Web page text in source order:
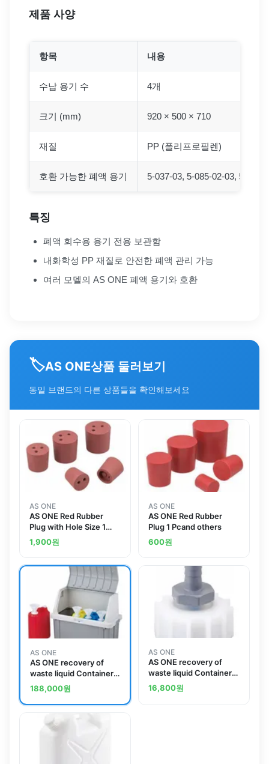
제품 사양
항목 내용
수납 용기 수 4개
크기 (mm) 920 × 500 × 710
재질 PP (폴리프로필렌)
호환 가능한 폐액 용기 5-037-03, 5-085-02-03, 5-085-
특징
폐액 회수용 용기 전용 보관함
내화학성 PP 재질로 안전한 폐액 관리 가능
여러 모델의 AS ONE 폐액 용기와 호환
🏷️AS ONE상품 둘러보기
동일 브랜드의 다른 상품들을 확인해보세요
AS ONE
AS ONE Red Rubber
Plug with Hole Size 1
Pcand others
1,900원
AS ONE
AS ONE Red Rubber
Plug 1 Pcand others
600원
AS ONE
AS ONE recovery of
waste liquid Container
Storage Box AP04
188,000원
AS ONE
AS ONE recovery of
waste liquid Container
(For Tube Connection
Cap) Cap with
16,800원